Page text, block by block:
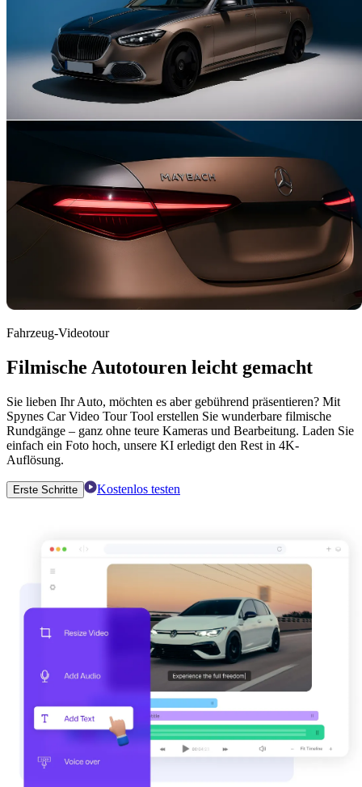
Fahrzeug-Videotour
Filmische Autotouren leicht gemacht
Sie lieben Ihr Auto, möchten es aber gebührend präsentieren? Mit
Spynes Car Video Tour Tool erstellen Sie wunderbare filmische
Rundgänge – ganz ohne teure Kameras und Bearbeitung. Laden Sie
einfach ein Foto hoch, unsere KI erledigt den Rest in 4K-
Auflösung.
Erste Schritte Kostenlos testen